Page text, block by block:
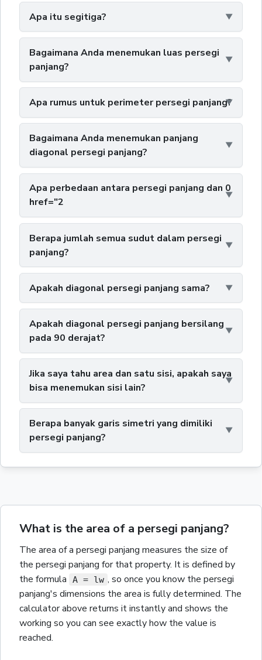
Apa itu segitiga?
Bagaimana Anda menemukan luas persegi
panjang?
Apa rumus untuk perimeter persegi panjang?
Bagaimana Anda menemukan panjang
diagonal persegi panjang?
Apa perbedaan antara persegi panjang dan 0
href="2
Berapa jumlah semua sudut dalam persegi
panjang?
Apakah diagonal persegi panjang sama?
Apakah diagonal persegi panjang bersilang
pada 90 derajat?
Jika saya tahu area dan satu sisi, apakah saya
bisa menemukan sisi lain?
Berapa banyak garis simetri yang dimiliki
persegi panjang?
What is the area of a persegi panjang?
The area of a persegi panjang measures the size of
the persegi panjang for that property. It is defined by
the formula
A = lw ,so once you know thepersegi
panjang's dimensions the area is fully determined. The
calculator above returns it instantly and shows the
working so you can see exactly how the value is
reached.